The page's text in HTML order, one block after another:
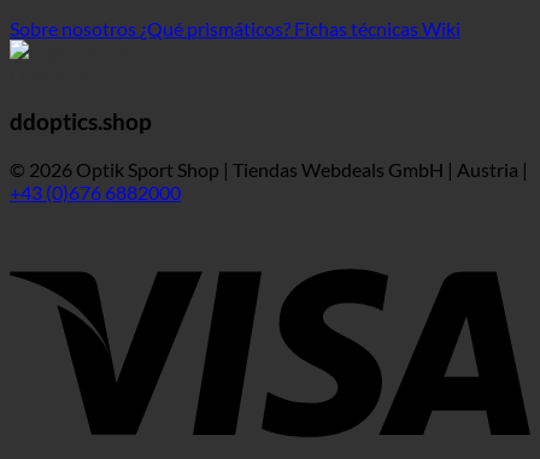
Sobre nosotros ¿Qué prismáticos? Fichas técnicas Wiki
ddoptics.shop
© 2026 Optik Sport Shop | Tiendas Webdeals GmbH | Austria |
+43 (0)676 6882000